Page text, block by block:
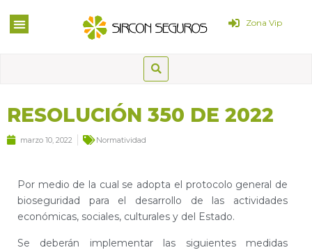
Zona Vip
RESOLUCIÓN 350 DE 2022
marzo 10, 2022 Normatividad
Por medio de la cual se adopta el protocolo general de
bioseguridad para el desarrollo de las actividades
económicas, sociales, culturales y del Estado.
Se deberán implementar las siguientes medidas